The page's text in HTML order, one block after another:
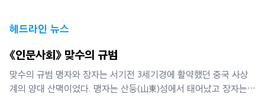
헤드라인 뉴스
《인문사회》 맞수의 규범
맞수의 규범 맹자와 장자는 서기전 3세기경에 활약했던 중국 사상
계의 양대 산맥이었다. 맹자는 산둥(山東)성에서 태어났고 장자는